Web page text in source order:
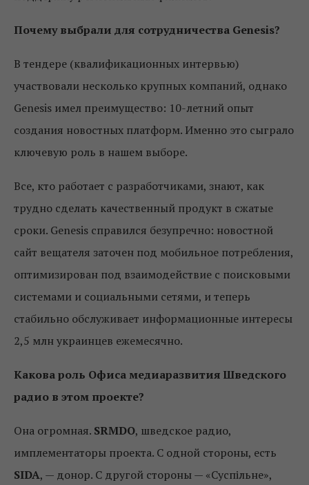
Почему выбрали для сотрудничества Genesis?
В тендере (квалификационных интервью)
участвовали несколько крупных компаний, однако
Genesis имел преимущество: 10-летний опыт
создания новостных платформ. Именно это сыграло
ключевую роль в нашем выборе.
Все, кто работает с разработчиками, знают, как
трудно сделать качественный продукт в сжатые
сроки. Genesis справился безупречно: новостной
сайт вещателя заточен под мобильное потребления,
оптимизирован под взаимодействие с поисковыми
системами и социальными сетями, и теперь
стабильно обслуживает информационные интересы
2,5 млн украинцев ежемесячно.
Какова роль Офиса медиаразвития Шведского
радио в этом проекте?
Она огромная. SRMDO, шведское радио,
имплементаторы проекта. С одной стороны, есть
SIDA, — донор. С другой стороны — «Суспільне»,